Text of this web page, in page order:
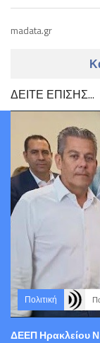
madata.gr
ΔΕΙΤΕ ΕΠΙΣΗΣ...
Πολιτική
ΔΕΕΠ Ηρακλείου